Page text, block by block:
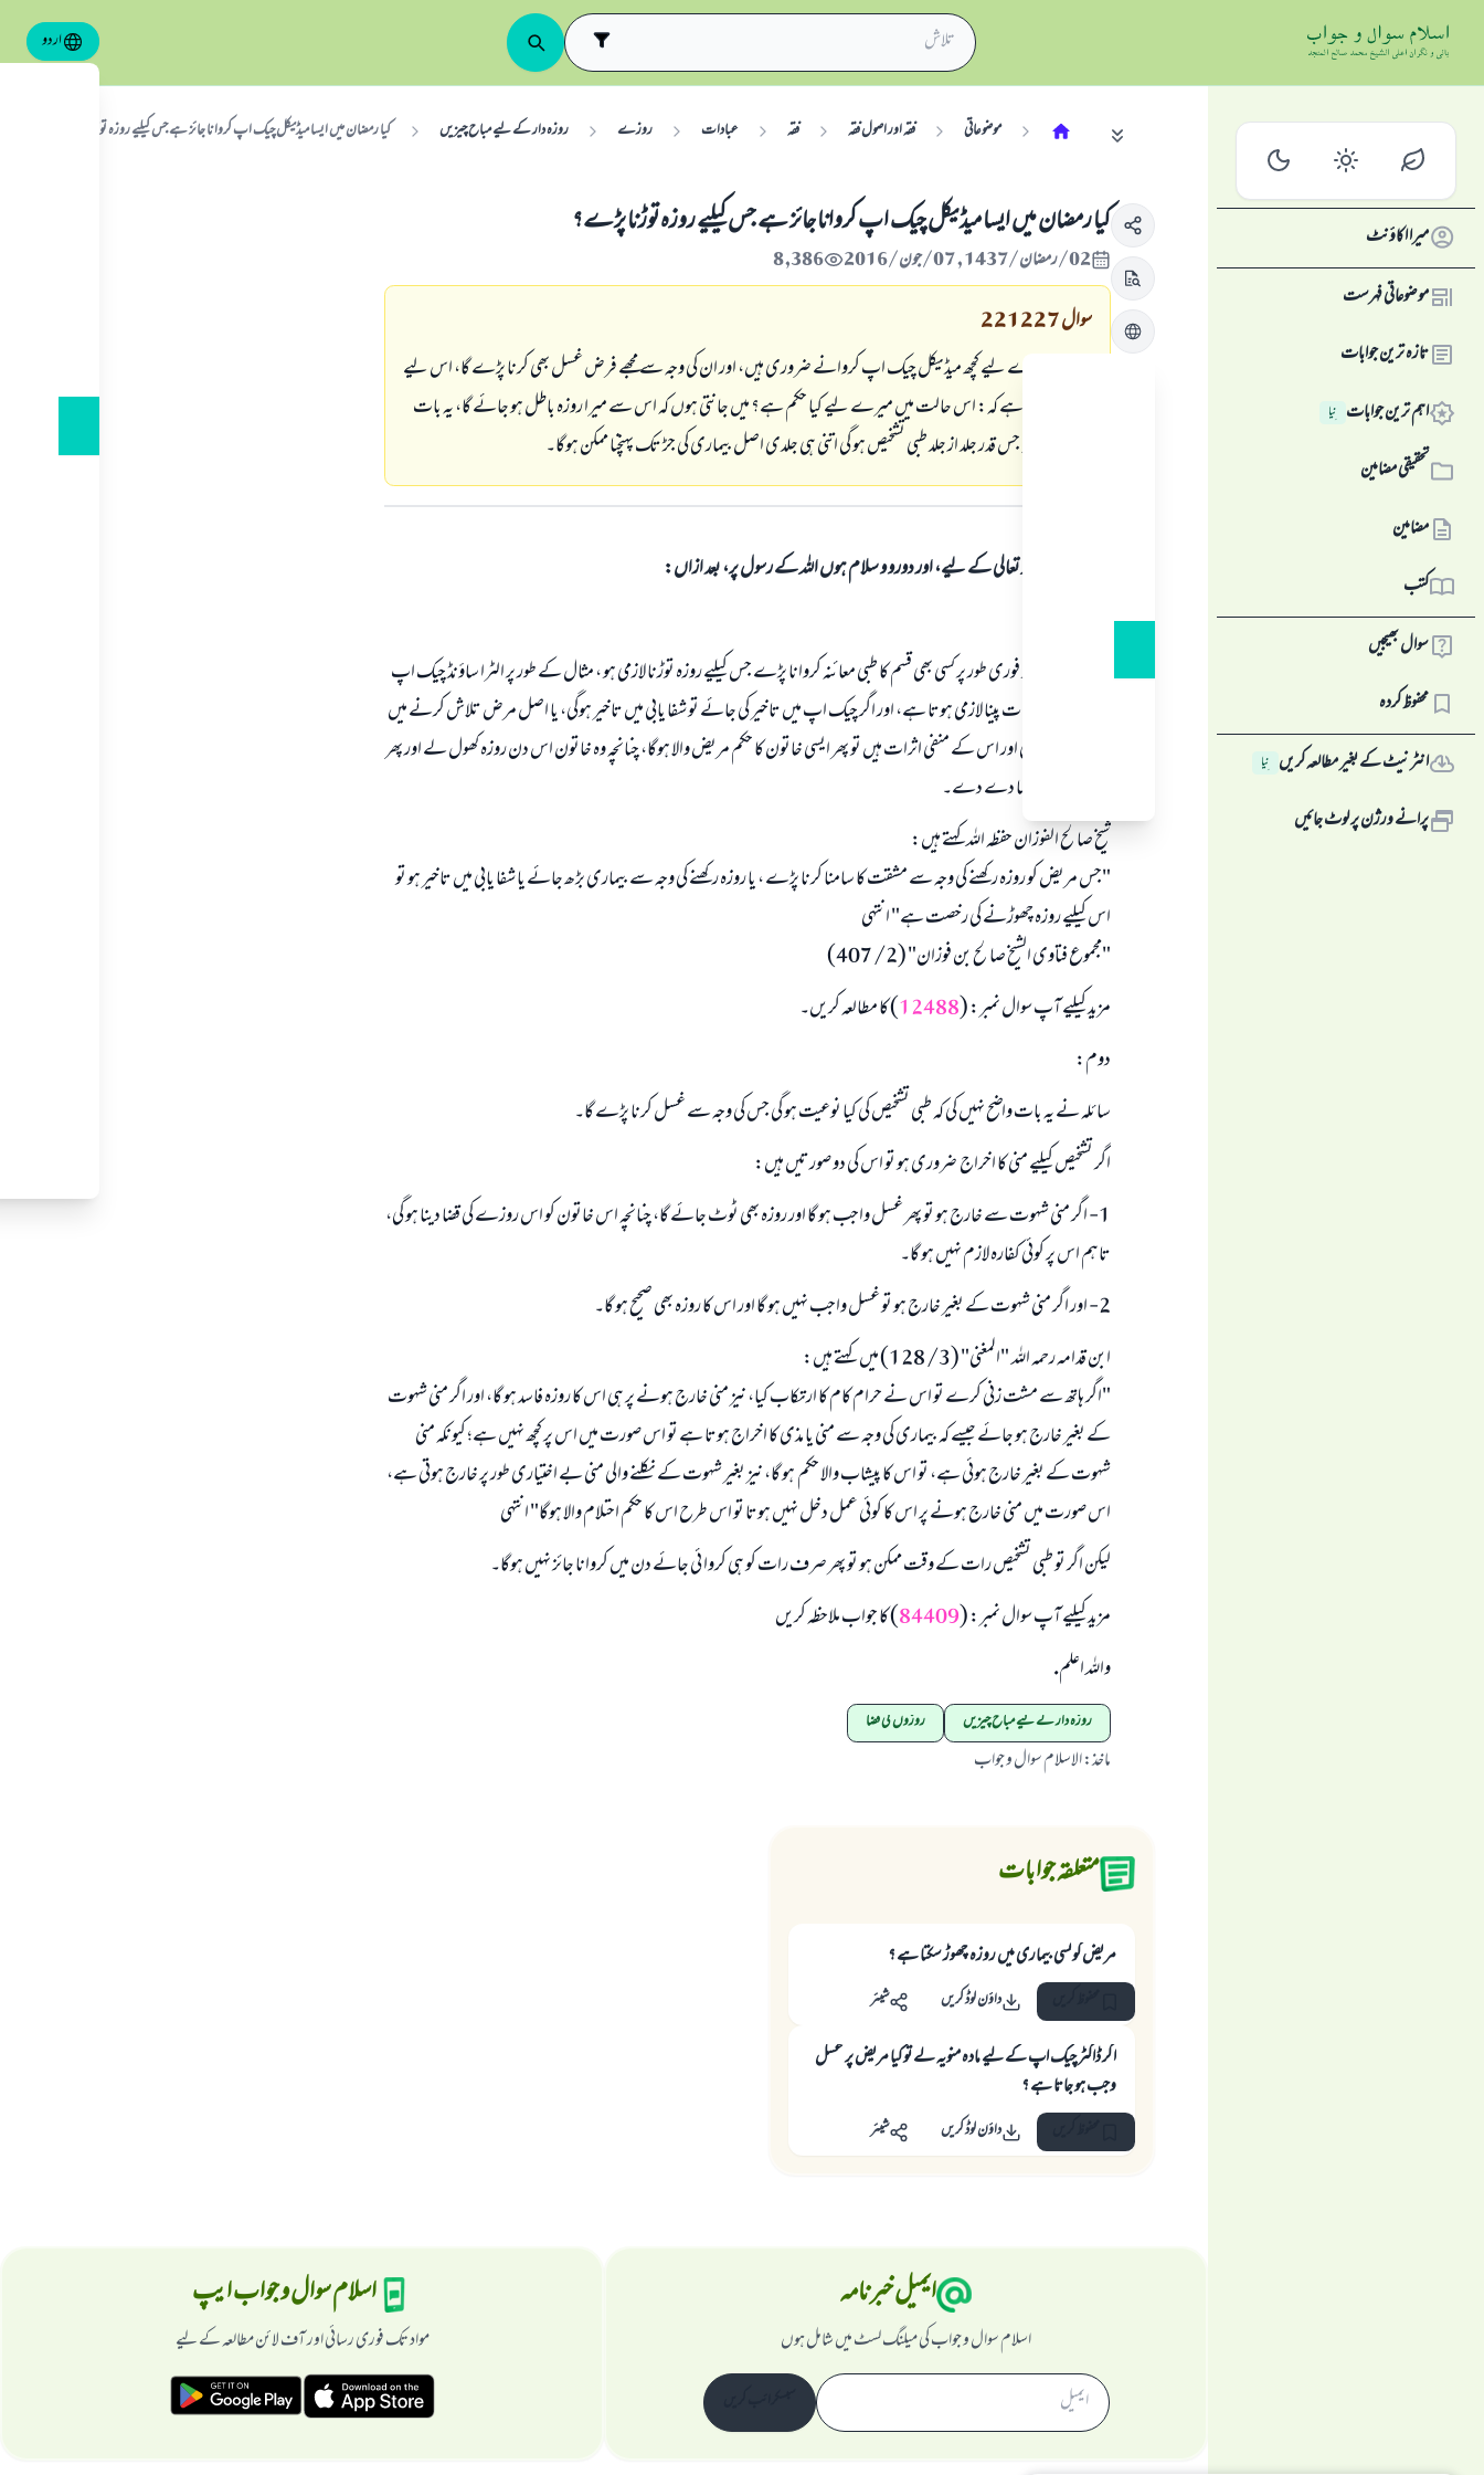
اردو
میرا اکاؤنٹ
موضوعاتی فہرست
تازہ ترین جوابات
اہم ترین جوابات نِیا
تحقیقی مضامین
مضامین
کتب
سوال بھیجیں
محفوظ کردہ
انٹرنیٹ کے بغیر مطالعہ کریں نِیا
پرانے ورژن پر لوٹ جائیں
موضوعاتی فقہ اور اصول فقہ فقہ عبادات روزے روزہ دار کے لیے مباح چیزیں کیا رمضان میں ایسا میڈیکل چیک اپ کروانا جائز ہے جس کیلیے روزہ توڑنا پڑے؟
کیا رمضان میں ایسا میڈیکل چیک اپ کروانا جائز ہے جس کیلیے روزہ توڑنا پڑے؟
02/رمضان/1437 , 07/جون/2016 8,386
سوال221227
سوال: میرے لیے کچھ میڈیکل چیک اپ کروانے ضروری ہیں، اور ان کی وجہ سے مجھے فرض غسل بھی کرنا پڑے گا، اس لیے
میرا سوال یہ ہے کہ: اس حالت میں میرے لیے کیا حکم ہے؟ میں جانتی ہوں کہ اس سے میرا روزہ باطل ہو جائے گا، یہ بات
واضح رہے کہ جس قدر جلد از جلد طبی تشخیص ہو گی اتنی ہی جلدی اصل بیماری کی جڑ تک پہنچنا ممکن ہوگا۔
ہمہ قسم کی حمد اللہ تعالی کے لیے، اور دورو و سلام ہوں اللہ کے رسول پر، بعد ازاں:
اگر کسی خاتون کو فوری طور پر کسی بھی قسم کا طبی معائنہ کروانا پڑے جس کیلیے روزہ توڑنا لازمی ہو ، مثال کے طور پر الٹرا ساؤنڈ چیک اپ
سے پہلے مشروبات پینا لازمی ہوتا ہے، اور اگر چیک اپ میں تاخیر کی جائے تو شفا یابی میں تاخیر ہوگی، یا اصل مرض تلاش کرنے میں
تاخیر ہو گی یا کوئی اور اس کے منفی اثرات ہیں تو پھر ایسی خاتون کا حکم مریض والا ہوگا، چنانچہ وہ خاتون اس دن روزہ کھول لے اور پھر
اس کی بعد میں قضا دے دے۔
شیخ صالح الفوزان حفظہ اللہ کہتے ہیں:
"جس مریض کو روزہ رکھنے کی وجہ سے مشقت کا سامنا کرنا پڑے ، یا روزہ رکھنے کی وجہ سے بیماری بڑھ جائے یا شفا یابی میں تاخیر ہو تو
اس کیلیے روزہ چھوڑنے کی رخصت ہے" انتہی
"مجموع فتاوى الشيخ صالح بن فوزان" (2/ 407)
مزید کیلیے آپ سوال نمبر: (12488) کا مطالعہ کریں۔
دوم:
سائلہ نے یہ بات واضح نہیں کی کہ طبی تشخیص کی کیا نوعیت ہو گی جس کی وجہ سے غسل کرنا پڑے گا۔
اگر تشخیص کیلیے منی کا اخراج ضروری ہو تو اس کی دو صورتیں ہیں:
1- اگر منی شہوت سے خارج ہو تو پھر غسل واجب ہو گا اور روزہ بھی ٹوٹ جائے گا، چنانچہ اس خاتون کو اس روزے کی قضا دینا ہو گی،
تاہم اس پر کوئی کفارہ لازم نہیں ہو گا۔
2- اور اگر منی شہوت کے بغیر خارج ہو تو غسل واجب نہیں ہو گا اور اس کا روزہ بھی صحیح ہو گا۔
ابن قدامہ رحمہ اللہ "المغنی" (3/ 128) میں کہتے ہیں:
"اگر ہاتھ سے مشت زنی کرے تو اس نے حرام کام کا ارتکاب کیا، نیز منی خارج ہونے پر ہی اس کا روزہ فاسد ہو گا، اور اگر منی شہوت
کے بغیر خارج ہو جائے جیسے کہ بیماری کی وجہ سے منی یا مذی کا اخراج ہوتا ہے تو اس صورت میں اس پر کچھ نہیں ہے؛ کیونکہ منی
شہوت کے بغیر خارج ہوئی ہے، تو اس کا پیشاب والا حکم ہو گا، نیز بغیر شہوت کے نکلنے والی منی بے اختیاری طور پر خارج ہوتی ہے،
اس صورت میں منی خارج ہونے پر اس کا کوئی عمل دخل نہیں ہوتا تو اس طرح اس کا حکم احتلام والا ہوگا" انتہی
لیکن اگر تو طبی تشخیص رات کے وقت ممکن ہو تو پھر صرف رات کو ہی کروا ئی جائے دن میں کروانا جائز نہیں ہوگا۔
مزید کیلیے آپ سوال نمبر: (84409) کا جواب ملاحظہ کریں
واللہ اعلم.
روزہ دار کے لیے مباح چیزیں روزوں کی قضا
ماخذ:الاسلام سوال و جواب
متعلقہ جوابات
مريض کونسی بیماری میں روزہ چھوڑ سکتا ہے ؟
داؤن لوڈ کریں شیئر
اگر ڈاكٹر چيك اپ كے ليے مادہ منويہ لے تو كيا مريض پر غسل
وجب ہو جاتا ہے ؟
داؤن لوڈ کریں شیئر
ایمیل خبرنامہ
اسلام سوال و جواب کی میلنگ لسٹ میں شامل ہوں
اسلام سوال و جواب ایپ
مواد تک فوری رسائی اور آف لائن مطالعہ کے لیے
جواب نمبر 110845 نے نکاح ٹوٹنے سے بچایا۔
امت مسلمہ کے واسطے جوابات پیش کرنے کے لیے ہماری مدد کریں
رسول اللہ صلی اللہ علیہ و سلم کا فرمان ہے:
نیکی کی رہنمائی کرنے والے کو بھی نیکی کرنے والے کے برابر اجر ملتا ہے۔
ابھی تعاون کریں